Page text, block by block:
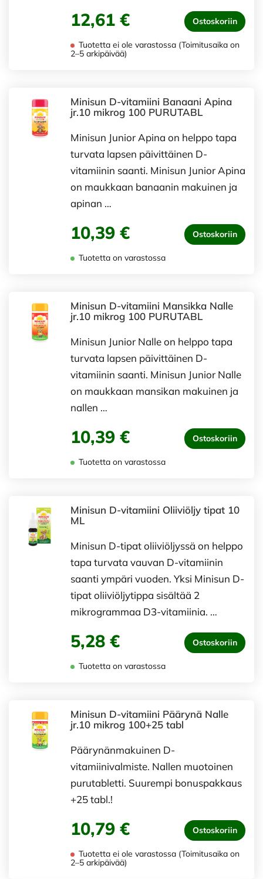
12,61 € Ostoskoriin
Tuotetta ei ole varastossa (Toimitusaika on
2–5 arkipäivää)
Minisun D-vitamiini Banaani Apina
jr.10 mikrog 100 PURUTABL
Minisun Junior Apina on helppo tapa
turvata lapsen päivittäinen D-
vitamiinin saanti. Minisun Junior Apina
on maukkaan banaanin makuinen ja
apinan …
10,39 € Ostoskoriin
Tuotetta on varastossa
Minisun D-vitamiini Mansikka Nalle
jr.10 mikrog 100 PURUTABL
Minisun Junior Nalle on helppo tapa
turvata lapsen päivittäinen D-
vitamiinin saanti. Minisun Junior Nalle
on maukkaan mansikan makuinen ja
nallen …
10,39 € Ostoskoriin
Tuotetta on varastossa
Minisun D-vitamiini Oliiviöljy tipat 10
ML
Minisun D-tipat oliiviöljyssä on helppo
tapa turvata vauvan D-vitamiinin
saanti ympäri vuoden. Yksi Minisun D-
tipat oliiviöljytippa sisältää 2
mikrogrammaa D3-vitamiinia. …
5,28 € Ostoskoriin
Tuotetta on varastossa
Minisun D-vitamiini Päärynä Nalle
jr.10 mikrog 100+25 tabl
Päärynänmakuinen D-
vitamiinivalmiste. Nallen muotoinen
purutabletti. Suurempi bonuspakkaus
+25 tabl.!
10,79 € Ostoskoriin
Tuotetta ei ole varastossa (Toimitusaika on
2–5 arkipäivää)